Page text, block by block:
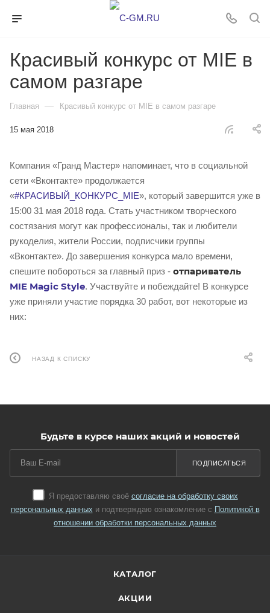
Красивый конкурс от MIE в
самом разгаре
Главная — Красивый конкурс от MIE в самом разгаре
15 мая 2018
Компания «Гранд Мастер» напоминает, что в социальной
сети «Вконтакте» продолжается
«#КРАСИВЫЙ_КОНКУРС_MIE», который завершится уже в
15:00 31 мая 2018 года. Стать участником творческого
состязания могут как профессионалы, так и любители
рукоделия, жители России, подписчики группы
«Вконтакте». До завершения конкурса мало времени,
спешите побороться за главный приз - отпариватель
MIE Magic Style. Участвуйте и побеждайте! В конкурсе
уже приняли участие порядка 30 работ, вот некоторые из
них:
НАЗАД К СПИСКУ
Будьте в курсе наших акций и новостей
Я предоставляю своё согласие на обработку своих
персональных данных и подтверждаю ознакомление с Политикой в
отношении обработки персональных данных
ПОДПИСАТЬСЯ
КАТАЛОГ
АКЦИИ